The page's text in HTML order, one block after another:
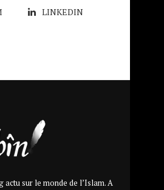
LINKEDIN
actu sur le monde de l’Islam. A